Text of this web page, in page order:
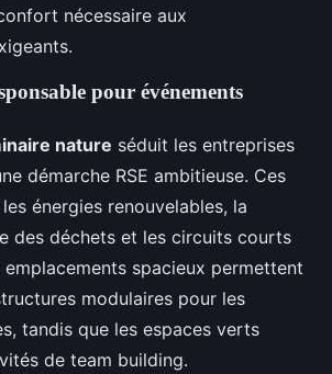
nécessaire aux
pour événements
nature séduit les entreprises
démarche RSE ambitieuse. Ces
énergies renouvelables, la
des déchets et les circuits courts
emplacements spacieux permettent
modulaires pour les
tandis que les espaces verts
de team building.